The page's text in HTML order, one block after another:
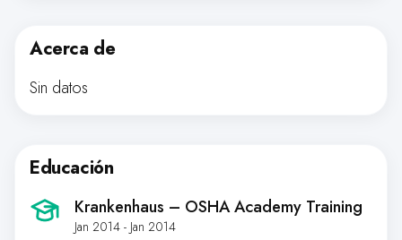
Acerca de
Sin datos
Educación
Krankenhaus – OSHA Academy Training
Jan 2014 - Jan 2014